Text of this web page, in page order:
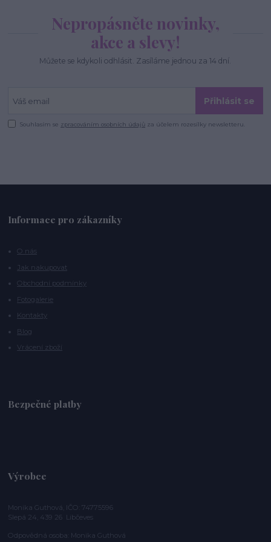
Nepropásněte novinky,
akce a slevy!
Můžete se kdykoli odhlásit. Zasíláme jednou za 14 dní.
Přihlásit se
Souhlasím se zpracováním osobních údajů za účelem rozesílky newsletteru.
Informace pro zákazníky
O nás
Jak nakupovat
Obchodní podmínky
Fotogalerie
Kontakty
Blog
Vrácení zboží
Bezpečné platby
Výrobce
Monika Guthová, IČO: 74775596
Slepá 24, 439 26 Libčeves
Odpovědná osoba: Monika Guthová